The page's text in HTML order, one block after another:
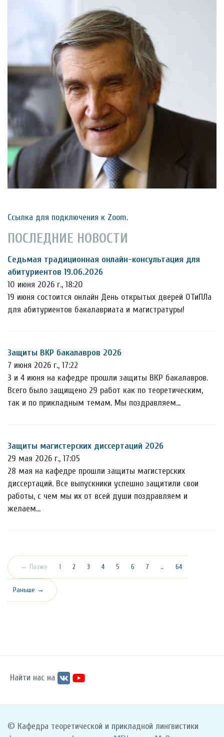
Ссылка для подключения к Zoom.
ПОСЛЕДНИЕ НОВОСТИ
Седьмая традиционная онлайн-консультация для
абитуриентов 19.06.2026
10 июня 2026 г., 18:20
19 июня состоится онлайн День открытых дверей ОТиПЛа
для абитуриентов бакалавриата и магистратуры!
Защиты ВКР бакалавров 2026
7 июня 2026 г., 17:22
3 и 4 июня на кафедре прошли защиты ВКР бакалавров.
Всего было защищено 29 работ как по теоретическим,
так и по прикладным темам. Мы поздравляем…
Защиты магистерских диссертаций 2026
29 мая 2026 г., 17:05
28 мая на кафедре прошли защиты магистерских
диссертаций. Все выпускники успешно защитили свои
работы, с чем мы их от всей души поздравляем и
желаем…
← Позже 1 (текущая)
2 3 4 5 6 7 … 64
Раньше →
Найти нас на
© Кафедра теоретической и прикладной лингвистики